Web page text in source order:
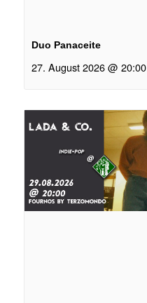
Duo Panaceite
27. August 2026 @ 20:00